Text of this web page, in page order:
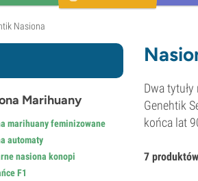
Nasiona
Dwa
Genehtik
końca lat
7 produktów
Marihuany
marihuany feminizowane
automaty
nasiona konopi
F1